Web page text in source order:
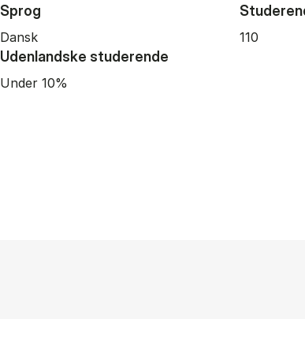
Sprog
Dansk 110
Udenlandske studerende
Under 10%